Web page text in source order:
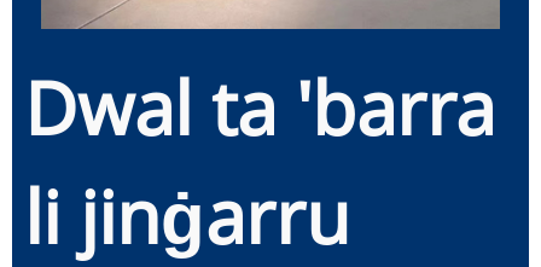
Dwal ta 'barra
li jinġarru